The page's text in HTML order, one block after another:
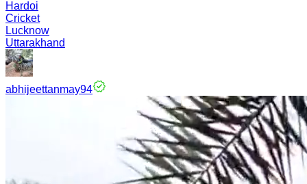
Hardoi
Cricket
Lucknow
Uttarakhand
abhijeettanmay94